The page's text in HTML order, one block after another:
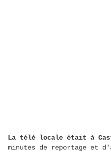
La télé locale était à
minutes de reportage et